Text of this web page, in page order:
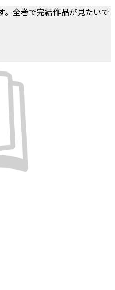
。全巻で完結作品が見たいで